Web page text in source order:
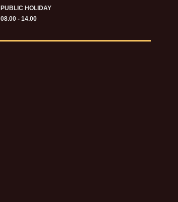
PUBLIC HOLIDAY
08.00 - 14.00